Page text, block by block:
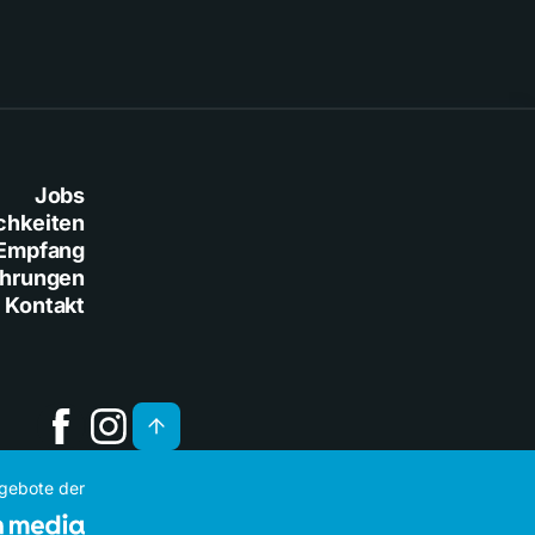
Jobs
Kontakt
der